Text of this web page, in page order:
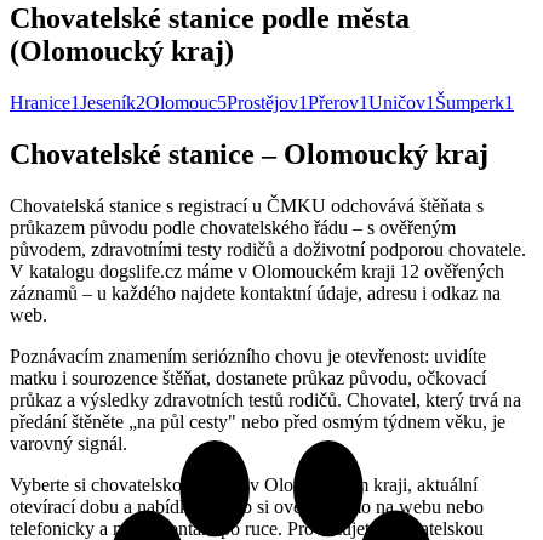
Chovatelské stanice podle města
(Olomoucký kraj)
Hranice1Jeseník2Olomouc5Prostějov1Přerov1Uničov1 Šumperk1
Chovatelské stanice – Olomoucký kraj
Chovatelská stanice s registrací u ČMKU odchovává štěňata s
průkazem původu podle chovatelského řádu – s ověřeným
původem, zdravotními testy rodičů a doživotní podporou chovatele.
V katalogu dogslife.cz máme v Olomouckém kraji 12 ověřených
záznamů – u každého najdete kontaktní údaje, adresu i odkaz na
web.
Poznávacím znamením seriózního chovu je otevřenost: uvidíte
matku i sourozence štěňat, dostanete průkaz původu, očkovací
průkaz a výsledky zdravotních testů rodičů. Chovatel, který trvá na
předání štěněte „na půl cesty" nebo před osmým týdnem věku, je
varovný signál.
Vyberte si chovatelskou stanici v Olomouckém kraji, aktuální
otevírací dobu a nabídku služeb si ověřte přímo na webu nebo
telefonicky a mějte kontakt po ruce. Provozujete chovatelskou